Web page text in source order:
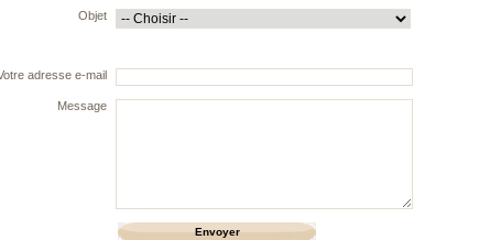
Objet
adresse e-mail
Message